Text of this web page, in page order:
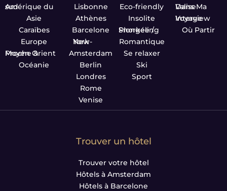
Amérique du sud
Asie
Caraïbes
Europe
Proche & Moyen Orient
Océanie
Lisbonne
Athènes
Barcelone
New-York
Amsterdam
Berlin
Londres
Rome
Venise
Eco-friendly
Insolite
Plongée / Snorkeling
Romantique
Se relaxer
Ski
Sport
Dans Ma Valise
Interview Voyage
Où Partir
Trouver un hôtel
Trouver votre hôtel
Hôtels à Amsterdam
Hôtels à Barcelone